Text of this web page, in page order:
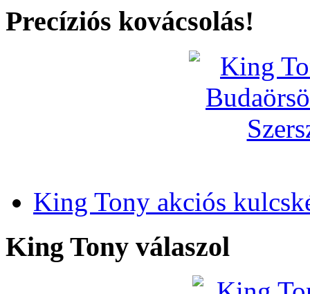
Precíziós kovácsolás!
King Tony akciós
King Tony válaszol